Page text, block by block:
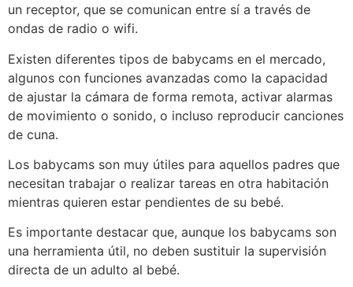
un receptor, que se comunican entre sí a través de
ondas de radio o wifi.
Existen diferentes tipos de babycams en el mercado,
algunos con funciones avanzadas como la capacidad
de ajustar la cámara de forma remota, activar alarmas
de movimiento o sonido, o incluso reproducir canciones
de cuna.
Los babycams son muy útiles para aquellos padres que
necesitan trabajar o realizar tareas en otra habitación
mientras quieren estar pendientes de su bebé.
Es importante destacar que, aunque los babycams son
una herramienta útil, no deben sustituir la supervisión
directa de un adulto al bebé.